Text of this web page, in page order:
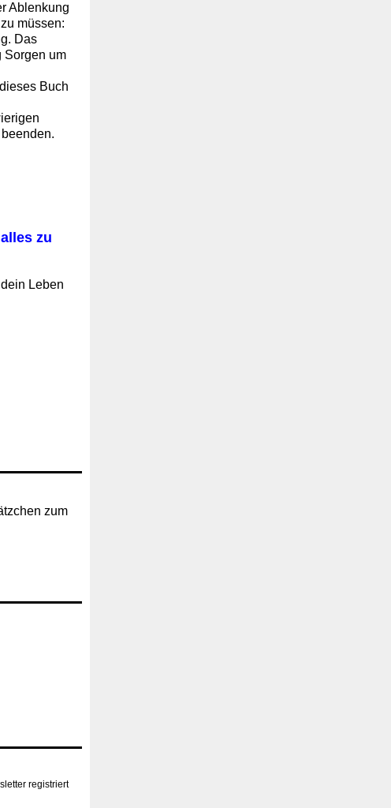
Ablenkung
müssen:
Das
Sorgen um
Buch
zu
Leben
zum
registriert